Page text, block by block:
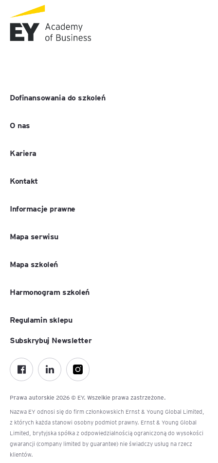
Dofinansowania do szkoleń
O nas
Kariera
Kontakt
Informacje prawne
Mapa serwisu
Mapa szkoleń
Harmonogram szkoleń
Regulamin sklepu
Prawa autorskie 2026 © EY. Wszelkie prawa zastrzeżone.
Nazwa EY odnosi się do firm członkowskich Ernst & Young Global Limited,
z których każda stanowi osobny podmiot prawny. Ernst & Young Global
Limited, brytyjska spółka z odpowiedzialnością ograniczoną do wysokości
gwarancji (company limited by guarantee) nie świadczy usług na rzecz
klientów.
Subskrybuj Newsletter